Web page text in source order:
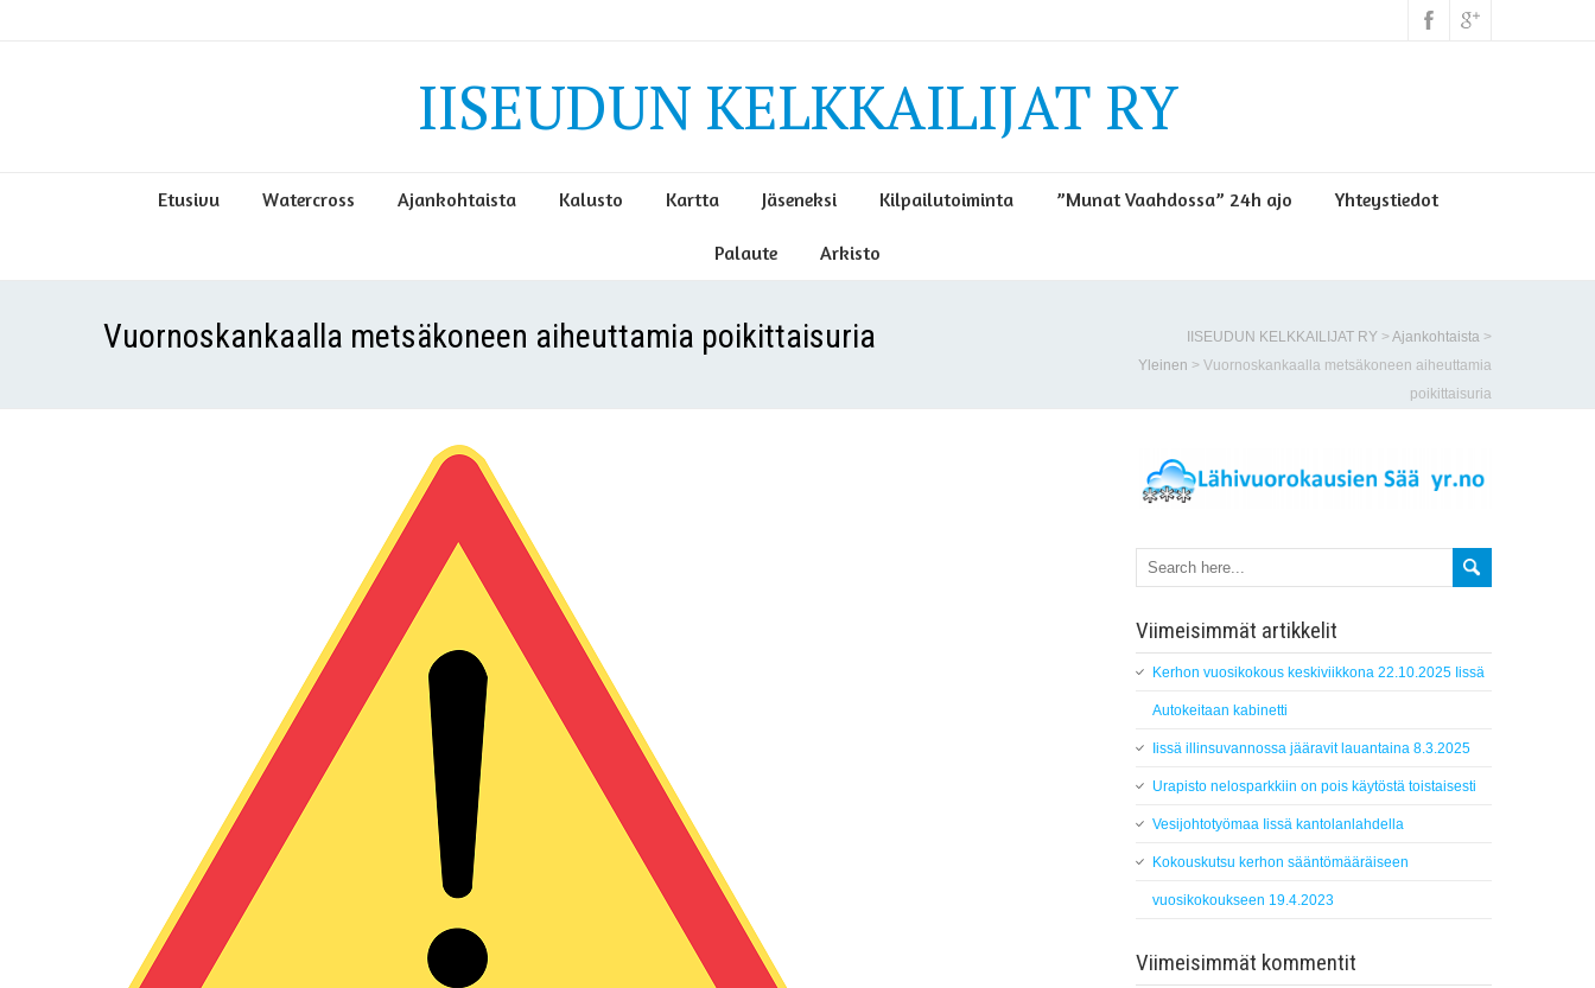
IISEUDUN KELKKAILIJAT RY
Etusivu Watercross Ajankohtaista Kalusto Kartta Jäseneksi Kilpailutoiminta ”Munat Vaahdossa” 24h ajo Yhteystiedot
Palaute Arkisto
Vuornoskankaalla metsäkoneen aiheuttamia poikittaisuria IISEUDUN KELKKAILIJAT RY >Ajankohtaista >
Yleinen > Vuornoskankaalla metsäkoneen aiheuttamia
poikittaisuria
Viimeisimmät artikkelit
Kerhon vuosikokous keskiviikkona 22.10.2025 Iissä
Autokeitaan kabinetti
Iissä illinsuvannossa jääravit lauantaina 8.3.2025
Urapisto nelosparkkiin on pois käytöstä toistaisesti
Vesijohtotyömaa Iissä kantolanlahdella
Kokouskutsu kerhon sääntömääräiseen
vuosikokoukseen 19.4.2023
Viimeisimmät kommentit